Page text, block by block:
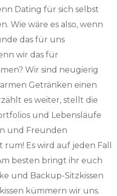
Dating für sich selbst
Wie wäre es also, wenn
das für uns
wir das für
Wir sind neugierig
Getränken einen
es weiter, stellt die
und Lebensläufe
und Freunden
Es wird auf jeden Fall
besten bringt ihr euch
und Backup-Sitzkissen
kümmern wir uns.